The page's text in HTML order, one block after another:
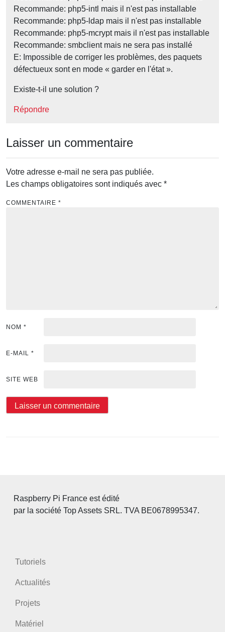
Recommande: php5-intl mais il n'est pas installable
Recommande: php5-ldap mais il n'est pas installable
Recommande: php5-mcrypt mais il n'est pas installable
Recommande: smbclient mais ne sera pas installé
E: Impossible de corriger les problèmes, des paquets
défectueux sont en mode « garder en l'état ».
Existe-t-il une solution ?
Répondre
Laisser un commentaire
Votre adresse e-mail ne sera pas publiée.
Les champs obligatoires sont indiqués avec *
COMMENTAIRE *
NOM *
E-MAIL *
SITE WEB
Raspberry Pi France est édité
par la société Top Assets SRL. TVA BE0678995347.
Tutoriels
Actualités
Projets
Matériel